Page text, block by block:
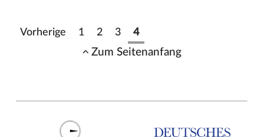
Vorherige 1 2 3 4
Zum Seitenanfang